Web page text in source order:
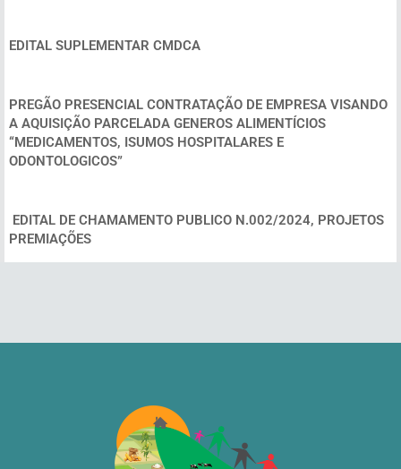
EDITAL SUPLEMENTAR CMDCA
PREGÃO PRESENCIAL CONTRATAÇÃO DE EMPRESA VISANDO
A AQUISIÇÃO PARCELADA GENEROS ALIMENTÍCIOS
“MEDICAMENTOS, ISUMOS HOSPITALARES E
ODONTOLOGICOS”
EDITAL DE CHAMAMENTO PUBLICO N.002/2024, PROJETOS
PREMIAÇÕES